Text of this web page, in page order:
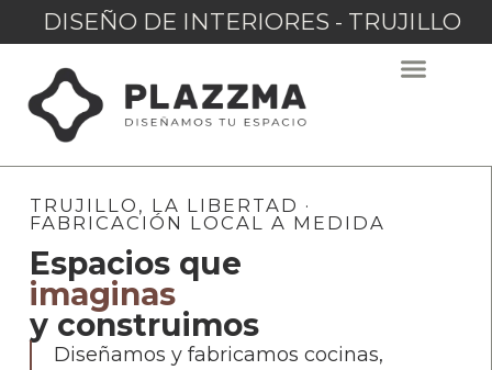
DISEÑO DE INTERIORES - TRUJILLO
TRUJILLO, LA LIBERTAD ·
FABRICACIÓN LOCAL A MEDIDA
Espacios que
imaginas
y construimos
Diseñamos y fabricamos cocinas,